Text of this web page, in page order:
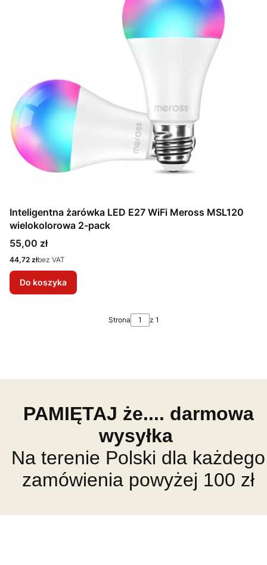
Inteligentna żarówka LED E27 WiFi Meross MSL120
wielokolorowa 2-pack
Cena
55,00 zł
Cena
44,72 złbez VAT
Do koszyka
Strona z 1
PAMIĘTAJ że.... darmowa
wysyłka
Na terenie Polski dla każdego
zamówienia powyżej 100 zł